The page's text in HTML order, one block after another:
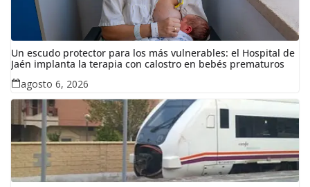
Un escudo protector para los más vulnerables: el Hospital de
Jaén implanta la terapia con calostro en bebés prematuros
agosto 6, 2026